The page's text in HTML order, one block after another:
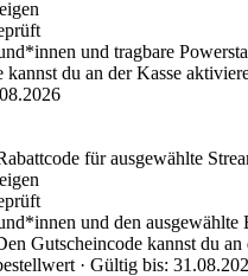
und tragbare
kannst du an der Kasse
für ausgewählte
und den ausgewählte
Gutscheincode kannst du an
· Gültig bis: